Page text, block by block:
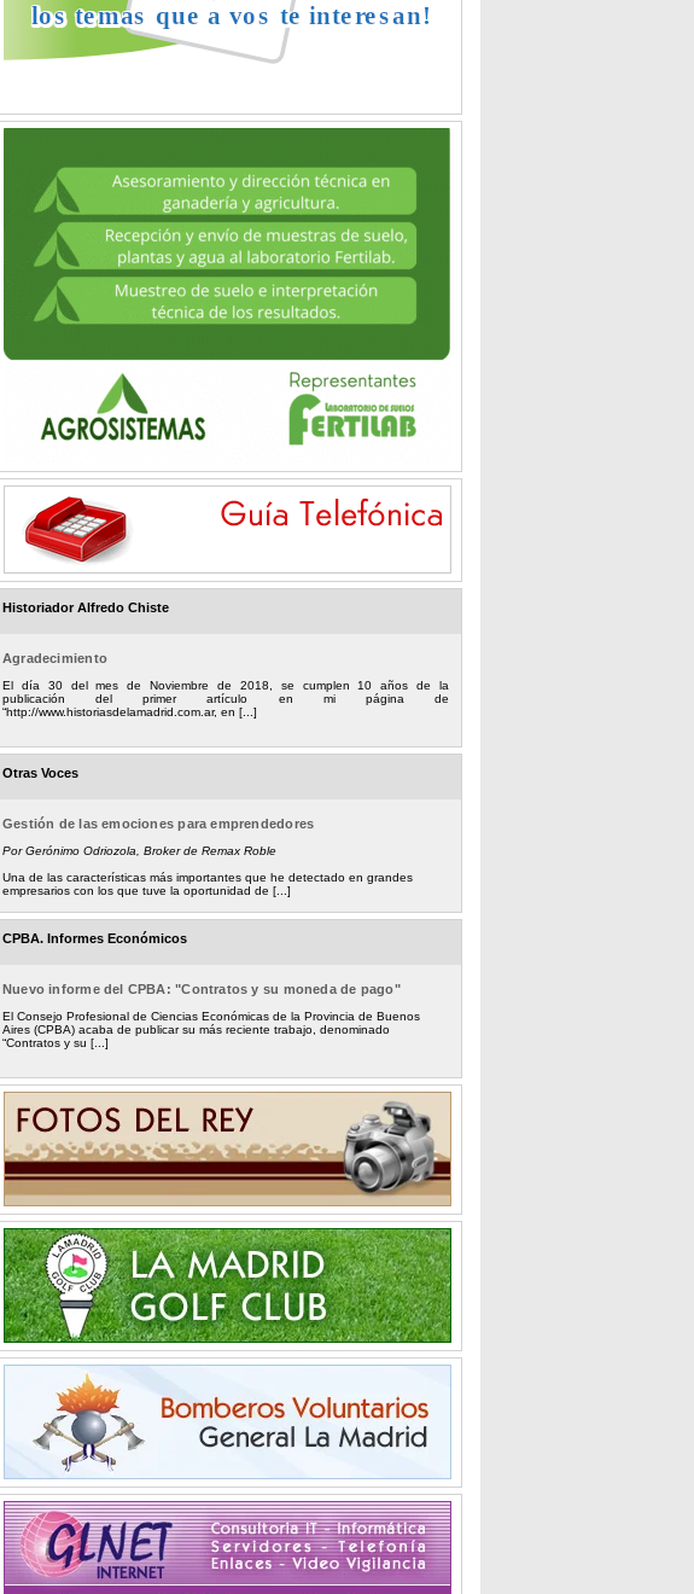
Historiador Alfredo Chiste
Agradecimiento
El día 30 del mes de Noviembre de 2018, se cumplen 10 años de la
publicación del primer artículo en mi página de
“http://www.historiasdelamadrid.com.ar, en [...]
Otras Voces
Gestión de las emociones para emprendedores
Por Gerónimo Odriozola, Broker de Remax Roble
Una de las características más importantes que he detectado en grandes
empresarios con los que tuve la oportunidad de [...]
CPBA. Informes Económicos
Nuevo informe del CPBA: "Contratos y su moneda de pago"
El Consejo Profesional de Ciencias Económicas de la Provincia de Buenos
Aires (CPBA) acaba de publicar su más reciente trabajo, denominado
“Contratos y su [...]